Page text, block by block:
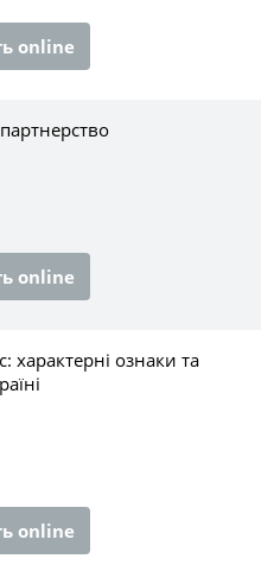
online
online
характерні ознаки та
online